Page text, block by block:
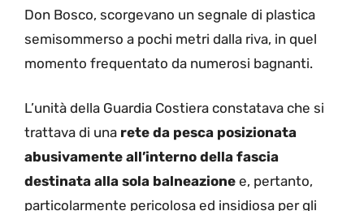
Don Bosco, scorgevano un segnale di plastica
semisommerso a pochi metri dalla riva, in quel
momento frequentato da numerosi bagnanti.
L’unità della Guardia Costiera constatava che si
trattava di una rete da pesca posizionata
abusivamente all’interno della fascia
destinata alla sola balneazione e, pertanto,
particolarmente pericolosa ed insidiosa per gli